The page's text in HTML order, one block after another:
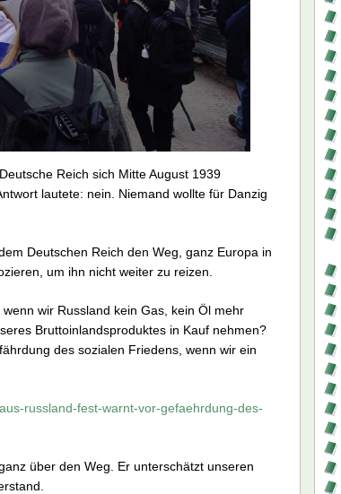
Reich sich Mitte August 1939
lautete: nein. Niemand wollte für Danzig
Deutschen Reich den Weg, ganz Europa in
um ihn nicht weiter zu reizen.
wir Russland kein Gas, kein Öl mehr
Bruttoinlandsproduktes in Kauf nehmen?
des sozialen Friedens, wenn wir ein
russland-fest-warnt-vor-gefaehrdung-des-
über den Weg. Er unterschätzt unseren